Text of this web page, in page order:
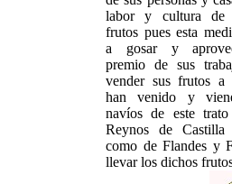
labor y cultura de
frutos pues esta
a gosar y
premio de sus
vender sus frutos a
han venido y
navíos de este
Reynos de Castilla
como de Flandes y
llevar los dichos